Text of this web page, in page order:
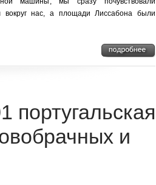
нас, а площади Лиссабона были
португальская
и